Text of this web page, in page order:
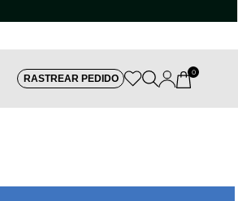
RASTREAR PEDIDO
0